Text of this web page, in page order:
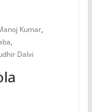
Kumar,
,
Dalvi